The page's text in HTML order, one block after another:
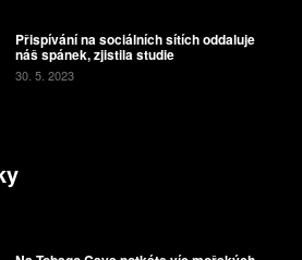
Přispívání na sociálních sítích oddaluje
náš spánek, zjistila studie
30. 5. 2023